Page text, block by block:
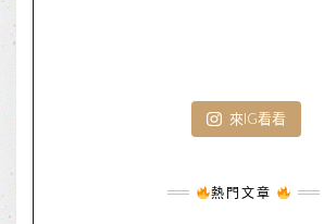
來IG看看
熱門文章